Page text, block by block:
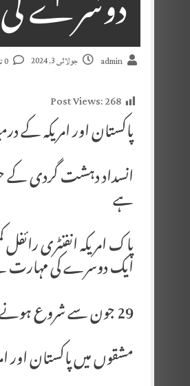
admin جولائی 3, 2024
Post Views:268
پاکستان اور امریکہ کے
انسداد دہشت گردی کے
ہے
پاک امریکہ انفنٹری
ایک دوسرے کی مہارت
29 جون سے شروع ہونے والی مشقیں دو ہفتے پر محیط ہیں
مشقوں میں پاکستان اور